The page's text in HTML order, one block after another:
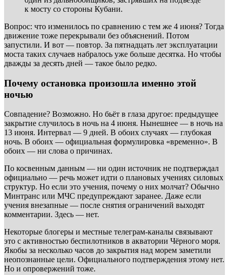
к мосту со стороны Кубани.
Вопрос: что изменилось по сравнению с тем же 4 июня? Тогда
движение тоже перекрывали без объяснений. Потом
запустили. И вот — повтор. За пятнадцать лет эксплуатации
моста таких случаев набралось уже больше десятка. Но чтобы
дважды за десять дней — такое было редко.
Почему остановка произошла именно этой
ночью
Совпадение? Возможно. Но бьёт в глаза другое: предыдущее
закрытие случилось в ночь на 4 июня. Нынешнее — в ночь на
13 июня. Интервал — 9 дней. В обоих случаях — глубокая
ночь. В обоих — официальная формулировка «временно». В
обоих — ни слова о причинах.
По косвенным данным — ни один источник не подтверждал
официально — речь может идти о плановых учениях силовых
структур. Но если это учения, почему о них молчат? Обычно
Минтранс или МЧС предупреждают заранее. Даже если
учения внезапные — после снятия ограничений выходят
комментарии. Здесь — нет.
Некоторые блогеры и местные телеграм-каналы связывают
это с активностью беспилотников в акватории Чёрного моря.
Якобы за несколько часов до закрытия над морем заметили
неопознанные цели. Официального подтверждения этому нет.
Но и опровержений тоже.